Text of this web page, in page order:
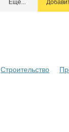
Ещё...
Строительство